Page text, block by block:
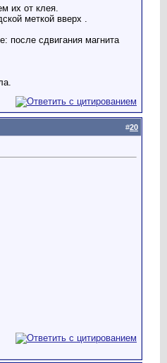
их от клея.
меткой вверх .
после сдвигания магнита
#20